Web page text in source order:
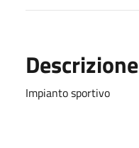
Descrizione
Impianto sportivo